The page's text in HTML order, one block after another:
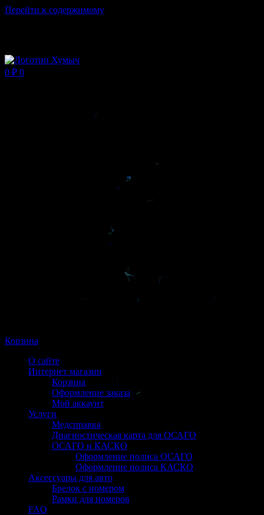
Перейти к содержимому
0 ₽ 0
Корзина
О сайте
Интернет магазин
Корзина
Оформление заказа
Мой аккаунт
Услуги
Медсправка
Диагностическая карта для ОСАГО
ОСАГО и КАСКО
Оформление полиса ОСАГО
Оформление полиса КАСКО
Аксессуары для авто
Брелок с номером
Рамки для номеров
FAQ